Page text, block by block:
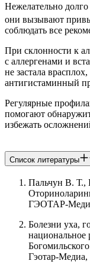
Нежелательно
они вызывают
соблюдать все
При склонности к
с аллергенами и
не застала
антигистаминный
Регулярные
помогают
избежать
Список литературы
Пальчун В.
ГЭОТАР-
Болезни уха,
национальное
Гэотар-